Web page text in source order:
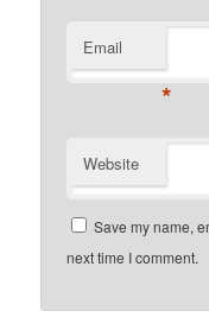
Email
*
Website
Save my name,
next time I comment.